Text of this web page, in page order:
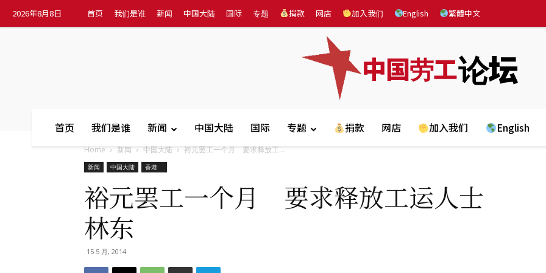
2026年8月8日 首页 我们是谁 新闻 中国大陆 国际 专题 捐款 网店 加入我们 English 繁體中文
中国劳工论坛
首页 我们是谁 新闻 中国大陆 国际 专题 捐款 网店 加入我们 English
Home 新闻 中国大陆 裕元罢工一个月 要求释放工...
新闻 中国大陆 香港
裕元罢工一个月 要求释放工运人士
林东
15 5 月, 2014